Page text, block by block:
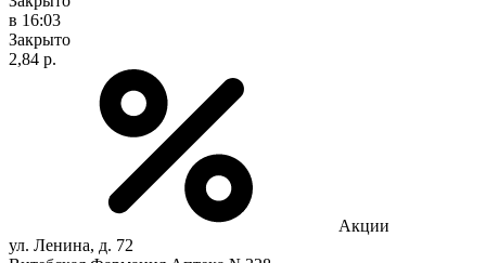
в 16:03
Закрыто
2,84 р.
Акции
ул. Ленина, д. 72